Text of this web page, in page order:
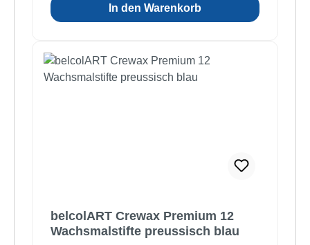
In den Warenkorb
belcolART Crewax Premium 12
Wachsmalstifte preussisch blau